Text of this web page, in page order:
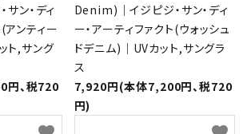
ン・ディ
アンティー
ト,サング
、税720
Denim)｜イジピジ・サン・ディ
ー・アーティファクト(ウォッシュ
ドデニム)｜UVカット,サングラ
ス
7,920円(本体7,200円、税720
円)